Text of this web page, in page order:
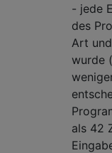
- jede
des
Art
wurde
als 42